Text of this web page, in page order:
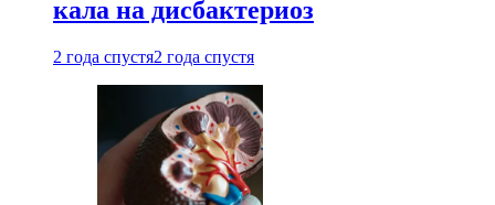
кала на дисбактериоз
2 года спустя2 года спустя